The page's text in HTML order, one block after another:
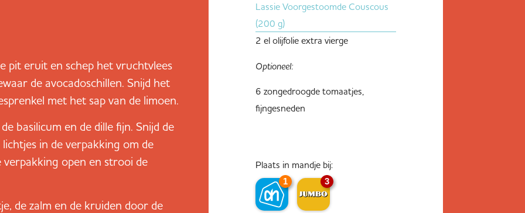
Lassie Voorgestoomde Couscous
(200 g)
2 el olijfolie extra vierge
Optioneel:
6 zongedroogde tomaatjes,
fijngesneden
Plaats in mandje bij:
1 3
pit eruit en schep het vruchtvlees
de avocadoschillen. Snijd het
met het sap van de limoen.
basilicum en de dille fijn. Snijd de
in de verpakking om de
verpakking open en strooi de
de zalm en de kruiden door de